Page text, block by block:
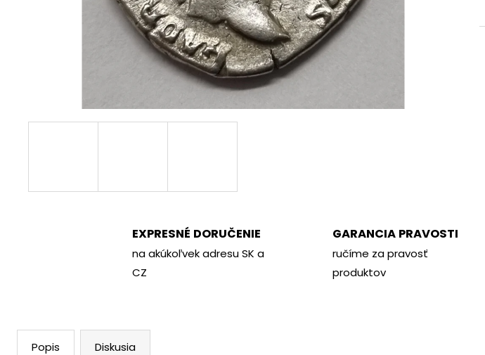
EXPRESNÉ DORUČENIE
na akúkoľvek adresu SK a
CZ
GARANCIA PRAVOSTI
ručíme za pravosť
produktov
Popis Diskusia
€350